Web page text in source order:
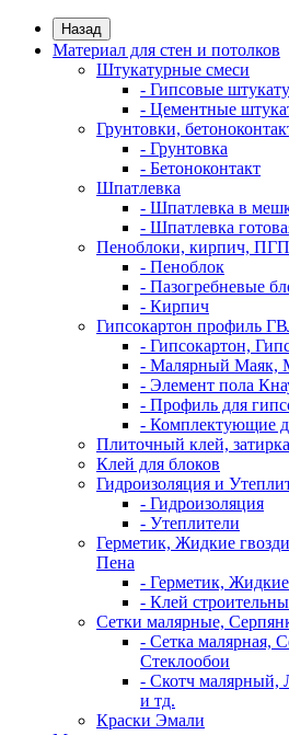
Назад
Материал для стен и потолков
Штукатурные смеси
- Гипсовые
- Цементные
Грунтовки,
- Грунтовка
- Бетоноконтакт
Шпатлевка
- Шпатлевка в
- Шпатлевка
Пеноблоки, кирпич, ПГП
- Пеноблок
- Пазогребневые
- Кирпич
Гипсокартон профиль
- Гипсокартон,
- Малярный Маяк,
- Элемент пола
- Профиль для
- Комплектующие
Плиточный клей, затирка
Клей для блоков
Гидроизоляция и
- Гидроизоляция
- Утеплители
Герметик, Жидкие
Пена
- Герметик,
- Клей
Сетки малярные,
- Сетка малярная,
Стеклообои
- Скотч малярный,
и тд.
Краски Эмали